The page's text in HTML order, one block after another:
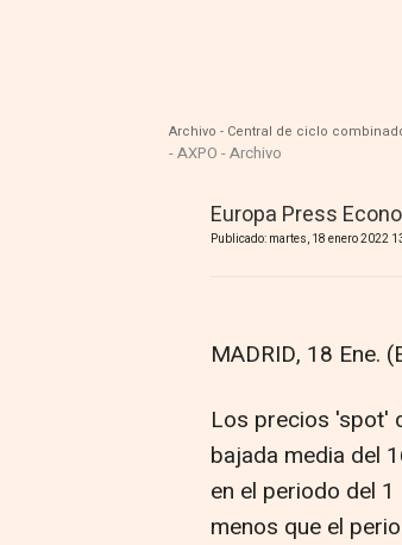
Archivo - Central de ciclo
- AXPO - Archivo
Europa Press
Publicado: martes, 18 enero 2022
MADRID, 18 Ene.
Los precios 'spot'
bajada media del
en el periodo del
menos que el